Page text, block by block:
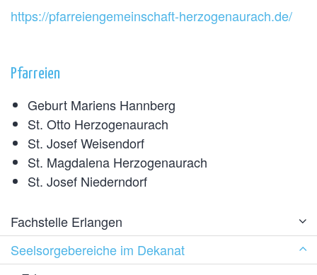
https://pfarreiengemeinschaft-herzogenaurach.de/
Pfarreien
Geburt Mariens Hannberg
St. Otto Herzogenaurach
St. Josef Weisendorf
St. Magdalena Herzogenaurach
St. Josef Niederndorf
Fachstelle Erlangen
Seelsorgebereiche im Dekanat